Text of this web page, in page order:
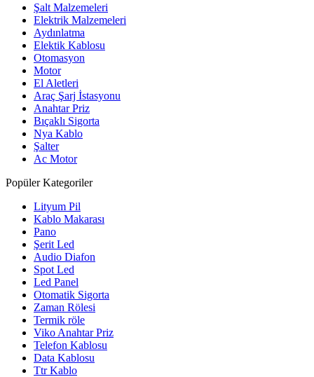
Şalt Malzemeleri
Elektrik Malzemeleri
Aydınlatma
Elektik Kablosu
Otomasyon
Motor
El Aletleri
Araç Şarj İstasyonu
Anahtar Priz
Bıçaklı Sigorta
Nya Kablo
Şalter
Ac Motor
Popüler Kategoriler
Lityum Pil
Kablo Makarası
Pano
Şerit Led
Audio Diafon
Spot Led
Led Panel
Otomatik Sigorta
Zaman Rölesi
Termik röle
Viko Anahtar Priz
Telefon Kablosu
Data Kablosu
Ttr Kablo